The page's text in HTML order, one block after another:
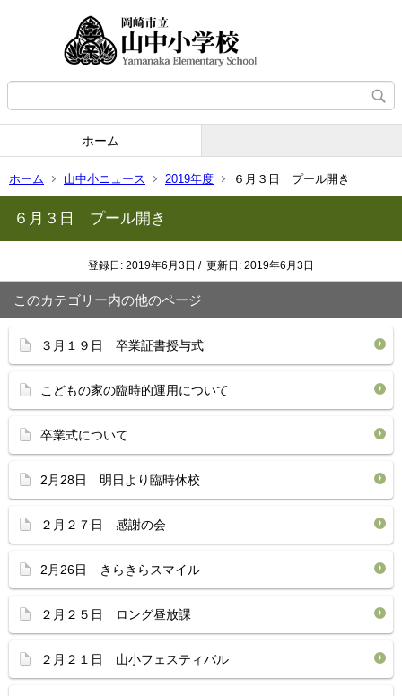
ホーム
ホーム 山中小ニュース 2019年度 ６月３日 プール開き
６月３日 プール開き
登録日: 2019年6月3日 / 更新日: 2019年6月3日
このカテゴリー内の他のページ
３月１９日 卒業証書授与式
こどもの家の臨時的運用について
卒業式について
2月28日 明日より臨時休校
２月２７日 感謝の会
2月26日 きらきらスマイル
２月２５日 ロング昼放課
２月２１日 山小フェスティバル